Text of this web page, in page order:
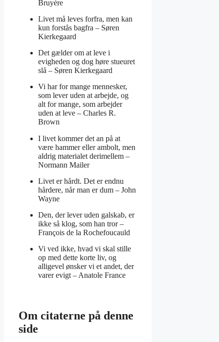
Bruyère
Livet må leves forfra, men kan
kun forstås bagfra – Søren
Kierkegaard
Det gælder om at leve i
evigheden og dog høre stueuret
slå – Søren Kierkegaard
Vi har for mange mennesker,
som lever uden at arbejde, og
alt for mange, som arbejder
uden at leve – Charles R.
Brown
I livet kommer det an på at
være hammer eller ambolt, men
aldrig materialet derimellem –
Normann Mailer
Livet er hårdt. Det er endnu
hårdere, når man er dum – John
Wayne
Den, der lever uden galskab, er
ikke så klog, som han tror –
François de la Rochefoucauld
Vi ved ikke, hvad vi skal stille
op med dette korte liv, og
alligevel ønsker vi et andet, der
varer evigt – Anatole France
Om citaterne på denne
side